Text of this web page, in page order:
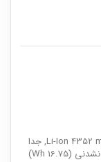
Li-Ion 4352 mAh, جدا
نشدنی (16.75 Wh)